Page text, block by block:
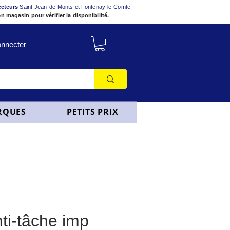
Saint-Jean-de-Monts et Fontenay-le-Comte
magasin pour vérifier la disponibilité.
PETITS PRIX
tâche imp